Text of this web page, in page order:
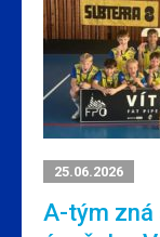
25.06.2026
A-tým zná